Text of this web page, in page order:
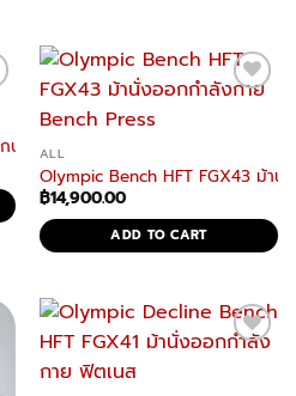
าร์เบล แข็งแรง มั่นคง
ALL
Olympic Bench HFT FGX43 ม้านั่
฿14,900.00
ADD TO CART